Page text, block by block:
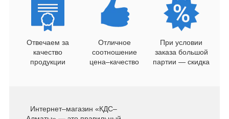
Отвечаем за
качество
продукции
Отличное
соотношение
цена–качество
При условии
заказа большой
партии — скидка
Интернет–магазин «КДС–